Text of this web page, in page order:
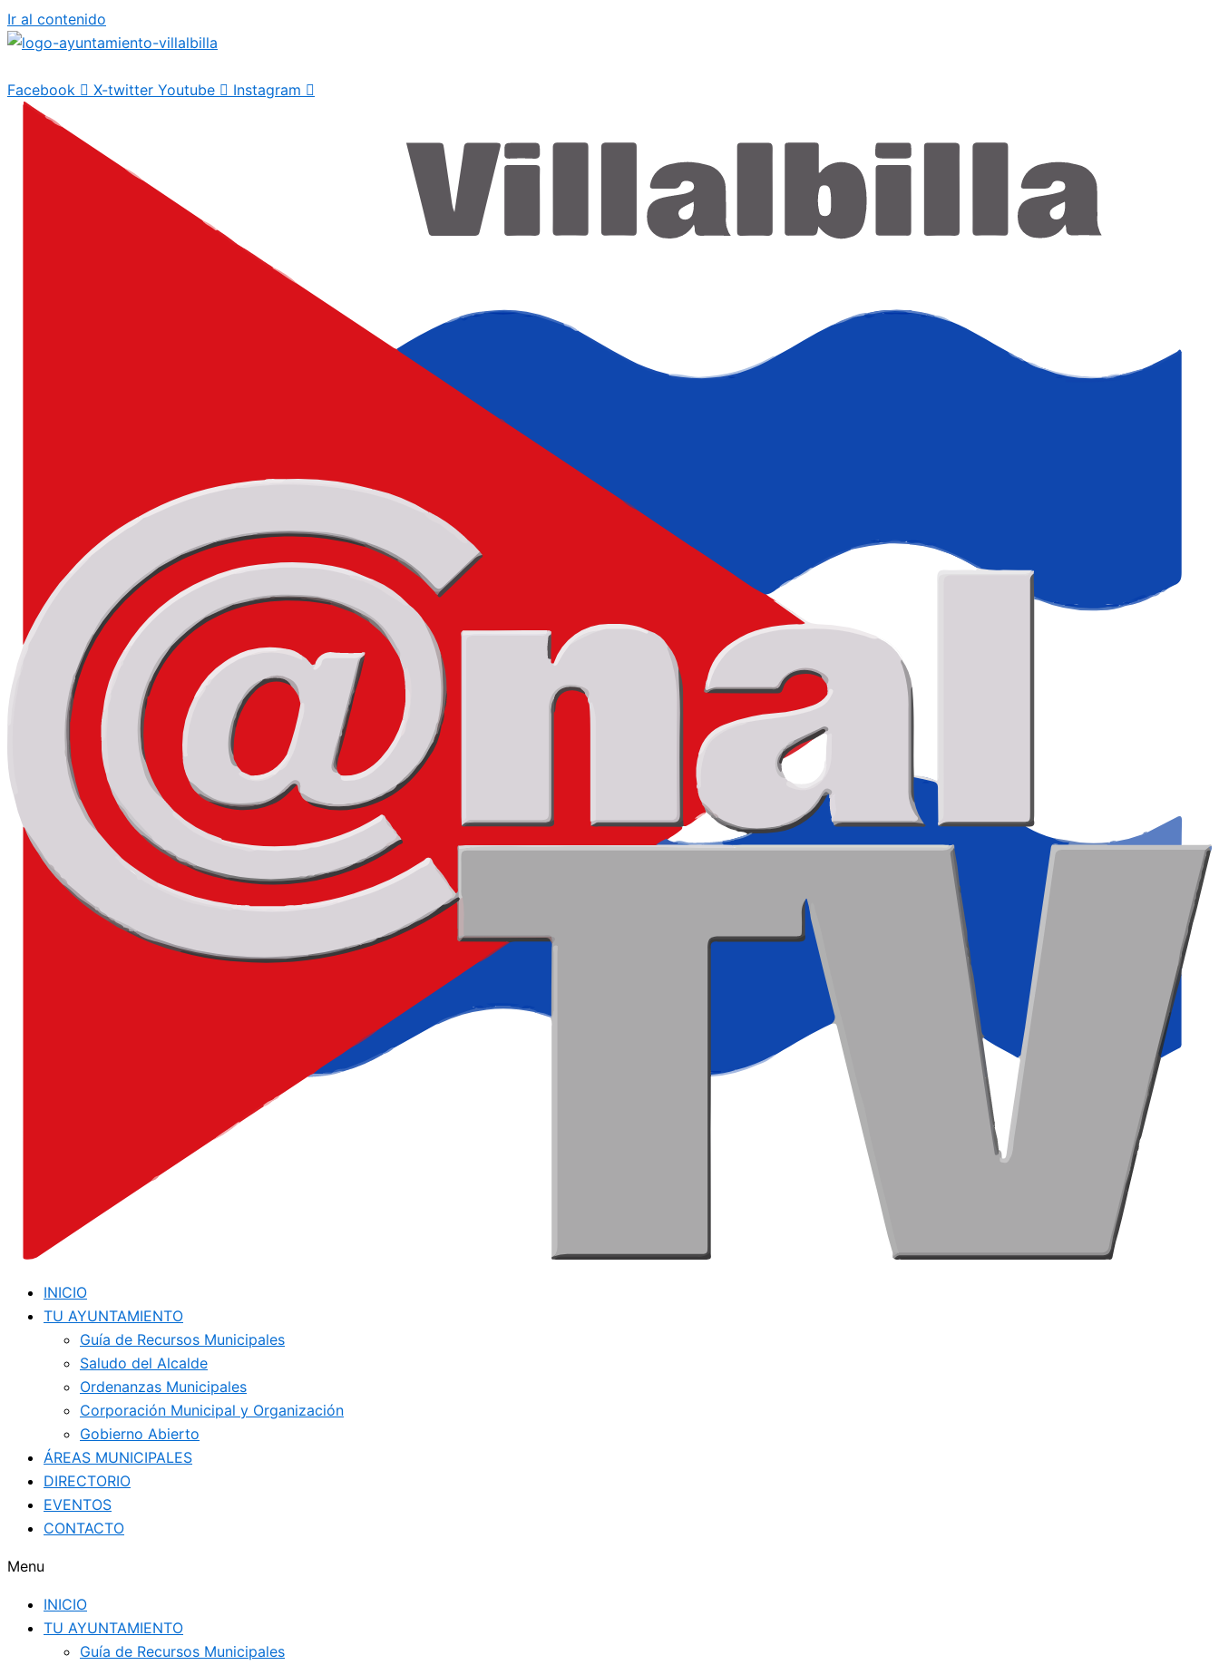
Ir al contenido
Facebook X-twitter Youtube Instagram
INICIO
TU AYUNTAMIENTO
Guía de Recursos Municipales
Saludo del Alcalde
Ordenanzas Municipales
Corporación Municipal y Organización
Gobierno Abierto
ÁREAS MUNICIPALES
DIRECTORIO
EVENTOS
CONTACTO
Menu
INICIO
TU AYUNTAMIENTO
Guía de Recursos Municipales